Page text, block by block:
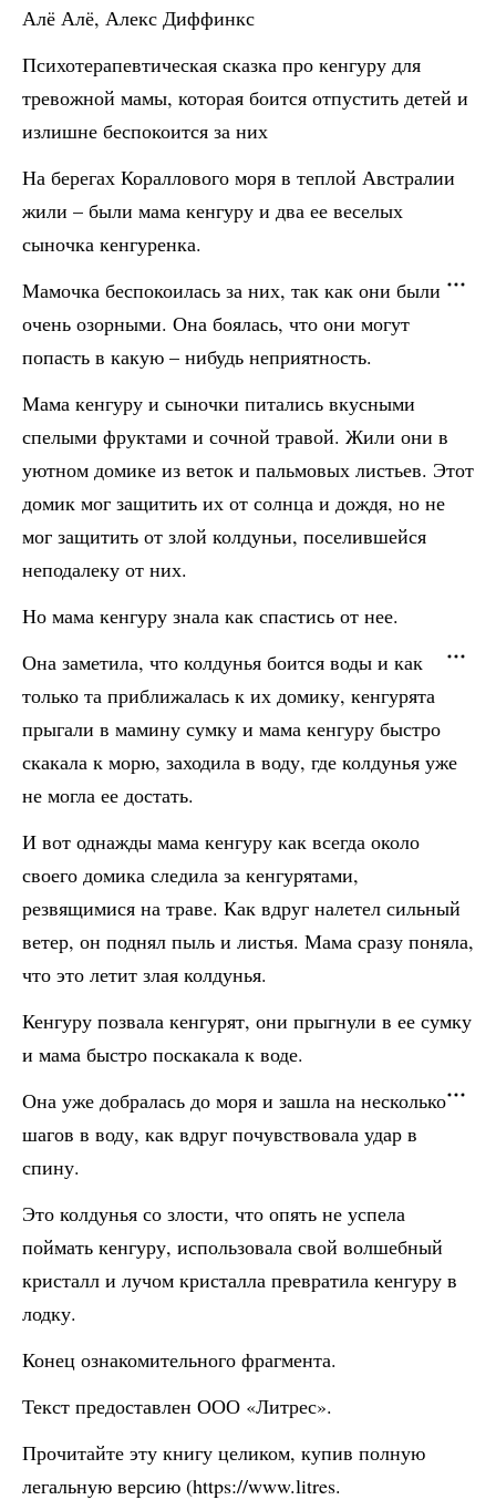
Алё Алё, Алекс Диффинкс
Психотерапевтическая сказка про кенгуру для
тревожной мамы, которая боится отпустить детей и
излишне беспокоится за них
На берегах Кораллового моря в теплой Австралии
жили – были мама кенгуру и два ее веселых
сыночка кенгуренка.
Мамочка беспокоилась за них, так как они были
очень озорными. Она боялась, что они могут
попасть в какую – нибудь неприятность.
Мама кенгуру и сыночки питались вкусными
спелыми фруктами и сочной травой. Жили они в
уютном домике из веток и пальмовых листьев. Этот
домик мог защитить их от солнца и дождя, но не
мог защитить от злой колдуньи, поселившейся
неподалеку от них.
Но мама кенгуру знала как спастись от нее.
Она заметила, что колдунья боится воды и как
только та приближалась к их домику, кенгурята
прыгали в мамину сумку и мама кенгуру быстро
скакала к морю, заходила в воду, где колдунья уже
не могла ее достать.
И вот однажды мама кенгуру как всегда около
своего домика следила за кенгурятами,
резвящимися на траве. Как вдруг налетел сильный
ветер, он поднял пыль и листья. Мама сразу поняла,
что это летит злая колдунья.
Кенгуру позвала кенгурят, они прыгнули в ее сумку
и мама быстро поскакала к воде.
Она уже добралась до моря и зашла на несколько
шагов в воду, как вдруг почувствовала удар в
спину.
Это колдунья со злости, что опять не успела
поймать кенгуру, использовала свой волшебный
кристалл и лучом кристалла превратила кенгуру в
лодку.
Конец ознакомительного фрагмента.
Текст предоставлен ООО «Литрес».
Прочитайте эту книгу целиком, купив полную
легальную версию (https://www.litres.